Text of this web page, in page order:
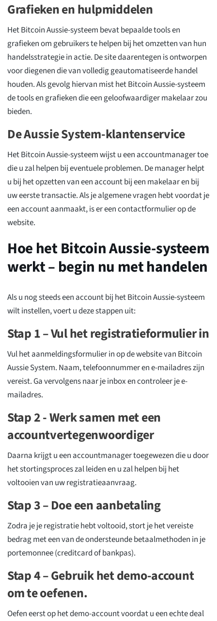
Grafieken en hulpmiddelen
Het Bitcoin Aussie-systeem bevat bepaalde tools en
grafieken om gebruikers te helpen bij het omzetten van hun
handelsstrategie in actie. De site daarentegen is ontworpen
voor diegenen die van volledig geautomatiseerde handel
houden. Als gevolg hiervan mist het Bitcoin Aussie-systeem
de tools en grafieken die een geloofwaardiger makelaar zou
bieden.
De Aussie System-klantenservice
Het Bitcoin Aussie-systeem wijst u een accountmanager toe
die u zal helpen bij eventuele problemen. De manager helpt
u bij het opzetten van een account bij een makelaar en bij
uw eerste transactie. Als je algemene vragen hebt voordat je
een account aanmaakt, is er een contactformulier op de
website.
Hoe het Bitcoin Aussie-systeem
werkt – begin nu met handelen
Als u nog steeds een account bij het Bitcoin Aussie-systeem
wilt instellen, voert u deze stappen uit:
Stap 1 – Vul het registratieformulier in
Vul het aanmeldingsformulier in op de website van Bitcoin
Aussie System. Naam, telefoonnummer en e-mailadres zijn
vereist. Ga vervolgens naar je inbox en controleer je e-
mailadres.
Stap 2 - Werk samen met een
accountvertegenwoordiger
Daarna krijgt u een accountmanager toegewezen die u door
het stortingsproces zal leiden en u zal helpen bij het
voltooien van uw registratieaanvraag.
Stap 3 – Doe een aanbetaling
Zodra je je registratie hebt voltooid, stort je het vereiste
bedrag met een van de ondersteunde betaalmethoden in je
portemonnee (creditcard of bankpas).
Stap 4 – Gebruik het demo-account
om te oefenen.
Oefen eerst op het demo-account voordat u een echte deal